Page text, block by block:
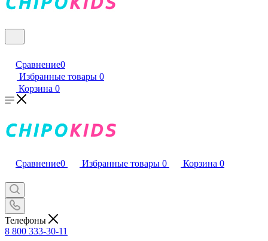
Сравнение0
Избранные товары 0
Корзина 0
Сравнение0 Избранные товары 0 Корзина 0
Телефоны
8 800 333-30-11